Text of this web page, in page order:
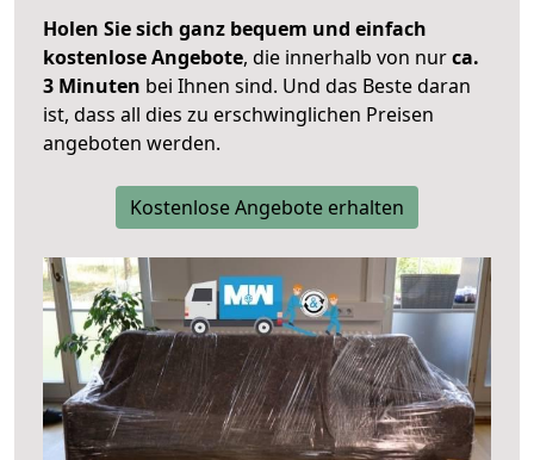
Holen Sie sich ganz bequem und einfach
kostenlose Angebote, die innerhalb von nurca.
3 Minuten bei Ihnen sind. Und das Beste daran
ist, dass all dies zu erschwinglichen Preisen
angeboten werden.
Kostenlose Angebote erhalten